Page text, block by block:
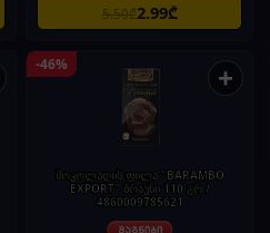
5.50₾2.99₾
-46% +
შოკოლადის ფილა "BARAMBO
EXPORT" ბრაუნი 110 გრ /
4860009785621